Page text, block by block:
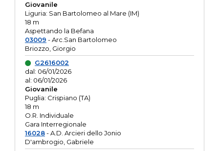
Giovanile
Liguria: San Bartolomeo al Mare (IM)
18 m
Aspettando la Befana
03009 - Arc.San Bartolomeo
Briozzo, Giorgio
G2616002
dal: 06/01/2026
al: 06/01/2026
Giovanile
Puglia: Crispiano (TA)
18 m
O.R. Individuale
Gara Interregionale
16028- A.D. Arcieri dello Jonio
D'ambrogio, Gabriele